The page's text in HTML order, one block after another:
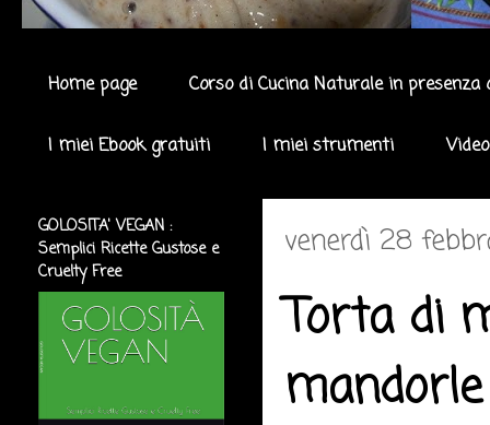
Home page Corso di Cucina Naturale in presenza
I miei Ebook gratuiti I miei strumenti
venerdì 28
Torta di
mandorle
GOLOSITA' VEGAN :
Semplici Ricette Gustose e
Cruelty Free